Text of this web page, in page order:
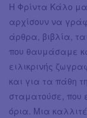
Η Φρίντα Κάλο
αρχίσουν να
άρθρα, βιβλία,
που θαυμάσαμε
ειλικρινής
και για τα πάθη
σταματούσε, που
όρια. Μια